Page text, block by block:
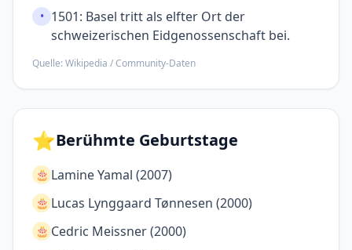
• 1501: Basel tritt als elfter Ort der
schweizerischen Eidgenossen­schaft bei.
Quelle: Wikipedia / Community-Daten
⭐Berühmte Geburtstage
🎂 Lamine Yamal (2007)
🎂 Lucas Lynggaard Tønnesen (2000)
🎂 Cedric Meissner (2000)